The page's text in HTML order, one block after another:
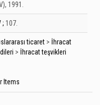
1991.
; 107.
ticaret > İhracat
> İhracat teşvikleri
Items